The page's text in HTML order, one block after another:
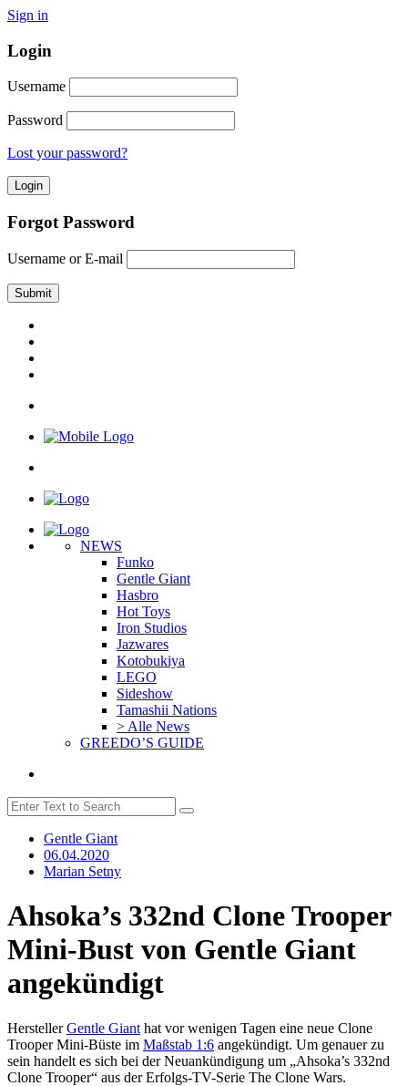
Sign in
Login
Username
Password
Lost your password?
Forgot Password
Username or E-mail
NEWS
Funko
Gentle Giant
Hasbro
Hot Toys
Iron Studios
Jazwares
Kotobukiya
LEGO
Sideshow
Tamashii Nations
> Alle News
GREEDO’S GUIDE
Gentle Giant
06.04.2020
Marian Setny
Ahsoka’s 332nd Clone Trooper
Mini-Bust von Gentle Giant
angekündigt
HerstellerGentle Giant hat vor wenigen Tagen eine neue Clone
Trooper Mini-Büste im Maßstab 1:6 angekündigt. Um genauer zu
sein handelt es sich bei der Neuankündigung um „Ahsoka’s 332nd
Clone Trooper“ aus der Erfolgs-TV-Serie The Clone Wars.